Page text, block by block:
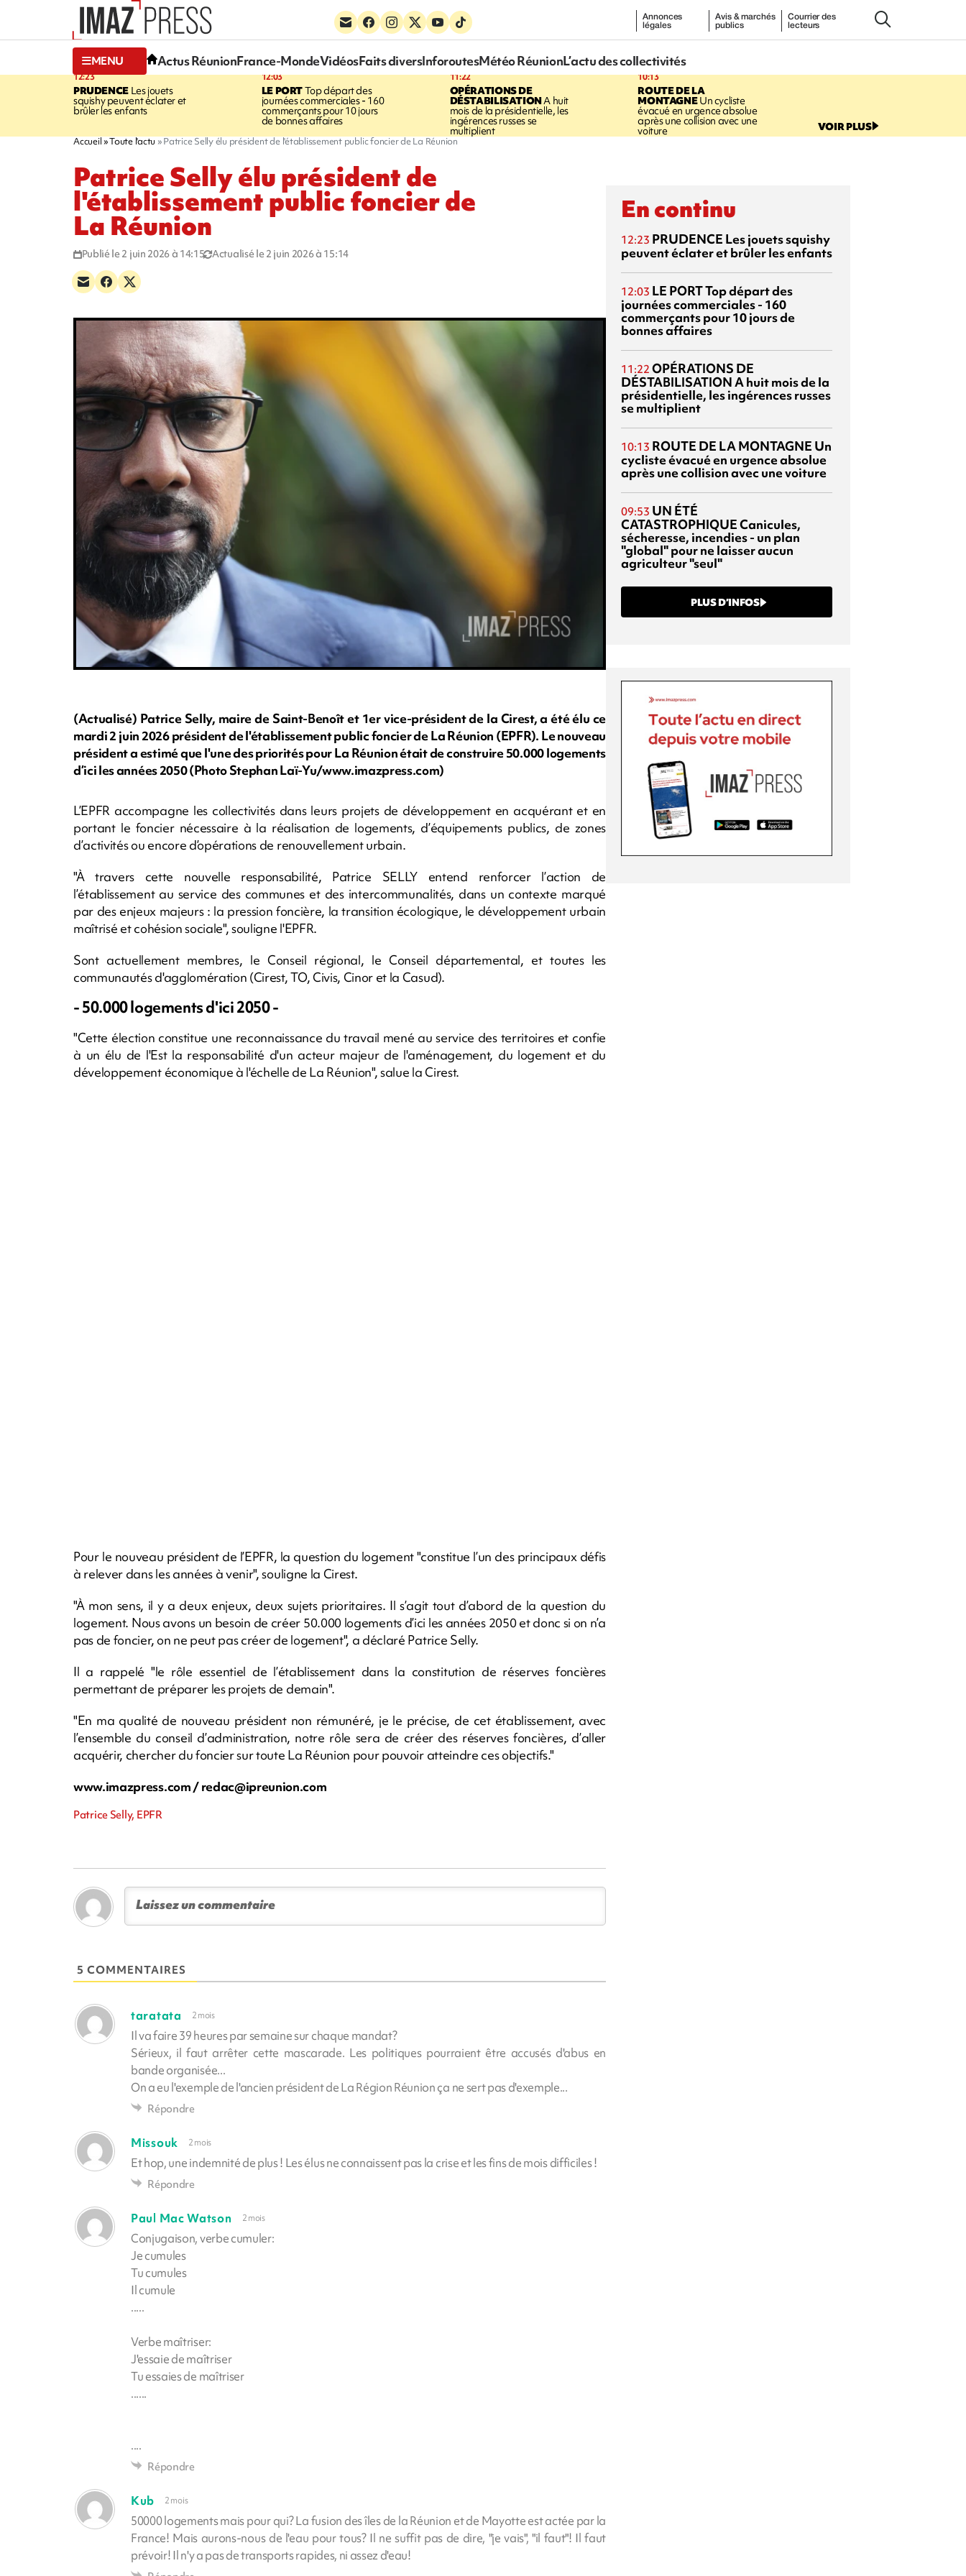
Annonces
légales
Avis & marchés
publics
Courrier des
lecteurs
MENU Actus RéunionFrance-MondeVidéosFaits diversInforoutesMétéo RéunionL’actu des collectivités
12:23
PRUDENCELes jouets
squishy peuvent éclater et
brûler les enfants
12:03
LE PORTTop départ des
journées commerciales - 160
commerçants pour 10 jours
de bonnes affaires
11:22
OPÉRATIONS DE
DÉSTABILISATIONA huit
mois de la présidentielle, les
ingérences russes se
multiplient
10:13
ROUTE DE LA
MONTAGNEUn cycliste
évacué en urgence absolue
après une collision avec une
voiture VOIR PLUS
Accueil Toute l'actu Patrice Selly élu président de l'établissement public foncier de La Réunion
Patrice Selly élu président de
l'établissement public foncier de
La Réunion
Publié le 2 juin 2026 à 14:15 Actualisé le 2 juin 2026 à 15:14
(Actualisé) Patrice Selly, maire de Saint-Benoît et 1er vice-président de la Cirest, a été élu ce
mardi 2 juin 2026 président de l'établissement public foncier de La Réunion (EPFR). Le nouveau
président a estimé que l'une des priorités pour La Réunion était de construire 50.000 logements
d’ici les années 2050 (Photo Stephan Laï-Yu/www.imazpress.com)
L’EPFR accompagne les collectivités dans leurs projets de développement en acquérant et en
portant le foncier nécessaire à la réalisation de logements, d’équipements publics, de zones
d’activités ou encore d’opérations de renouvellement urbain.
"À travers cette nouvelle responsabilité, Patrice SELLY entend renforcer l’action de
l’établissement au service des communes et des intercommunalités, dans un contexte marqué
par des enjeux majeurs : la pression foncière, la transition écologique, le développement urbain
maîtrisé et cohésion sociale", souligne l'EPFR.
Sont actuellement membres, le Conseil régional, le Conseil départemental, et toutes les
communautés d'agglomération (Cirest, TO, Civis, Cinor et la Casud).
- 50.000 logements d'ici 2050 -
"Cette élection constitue une reconnaissance du travail mené au service des territoires et confie
à un élu de l'Est la responsabilité d'un acteur majeur de l'aménagement, du logement et du
développement économique à l'échelle de La Réunion", salue la Cirest.
Pour le nouveau président de l’EPFR, la question du logement "constitue l’un des principaux défis
à relever dans les années à venir", souligne la Cirest.
"À mon sens, il y a deux enjeux, deux sujets prioritaires. Il s’agit tout d’abord de la question du
logement. Nous avons un besoin de créer 50.000 logements d’ici les années 2050 et donc si on n’a
pas de foncier, on ne peut pas créer de logement", a déclaré Patrice Selly.
Il a rappelé "le rôle essentiel de l’établissement dans la constitution de réserves foncières
permettant de préparer les projets de demain".
"En ma qualité de nouveau président non rémunéré, je le précise, de cet établissement, avec
l’ensemble du conseil d’administration, notre rôle sera de créer des réserves foncières, d’aller
acquérir, chercher du foncier sur toute La Réunion pour pouvoir atteindre ces objectifs."
www.imazpress.com /redac@ipreunion.com
Patrice Selly, EPFR
5 COMMENTAIRES
taratata 2 mois
Il va faire 39 heures par semaine sur chaque mandat?
Sérieux, il faut arrêter cette mascarade. Les politiques pourraient être accusés d'abus en
bande organisée...
On a eu l'exemple de l'ancien président de La Région Réunion ça ne sert pas d'exemple...
Répondre
Missouk 2 mois
Et hop, une indemnité de plus ! Les élus ne connaissent pas la crise et les fins de mois difficiles !
Répondre
Paul Mac Watson 2 mois
Conjugaison, verbe cumuler:
Je cumules
Tu cumules
Il cumule
.....
Verbe maîtriser:
J'essaie de maîtriser
Tu essaies de maîtriser
......
....
Répondre
Kub 2 mois
50000 logements mais pour qui? La fusion des îles de la Réunion et de Mayotte est actée par la
France! Mais aurons-nous de l'eau pour tous? Il ne suffit pas de dire, "je vais", "il faut"! Il faut
prévoir! Il n'y a pas de transports rapides, ni assez d'eau!
En continu
12:23 PRUDENCE Les jouets squishy
peuvent éclater et brûler les enfants
12:03 LE PORTTop départ des
journées commerciales - 160
commerçants pour 10 jours de
bonnes affaires
11:22 OPÉRATIONS DE
DÉSTABILISATIONA huit mois de la
présidentielle, les ingérences russes
se multiplient
10:13 ROUTE DE LA MONTAGNE Un
cycliste évacué en urgence absolue
après une collision avec une voiture
09:53 UN ÉTÉ
CATASTROPHIQUECanicules,
sécheresse, incendies - un plan
"global" pour ne laisser aucun
agriculteur "seul"
PLUS D’INFOS